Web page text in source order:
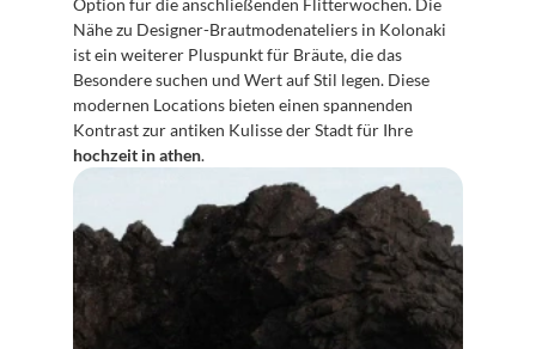
Option für die anschließenden Flitterwochen. Die
Nähe zu Designer-Brautmodenateliers in Kolonaki
ist ein weiterer Pluspunkt für Bräute, die das
Besondere suchen und Wert auf Stil legen. Diese
modernen Locations bieten einen spannenden
hochzeit in athen.